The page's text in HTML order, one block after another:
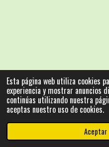
Esta página web utiliza cookies
experiencia y mostrar anuncios
continúas utilizando nuestra
aceptas nuestro uso de cookies.
Aceptar